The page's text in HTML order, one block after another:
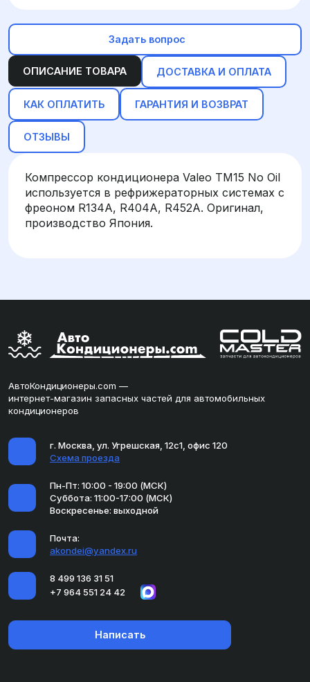
ОПИСАНИЕ ТОВАРА ДОСТАВКА И ОПЛАТА
КАК ОПЛАТИТЬ ГАРАНТИЯ И ВОЗВРАТ
ОТЗЫВЫ
Компрессор кондиционера Valeo TM15 No Oil
используется в рефрижераторных системах с
фреоном R134A, R404A, R452A. Оригинал,
производство Япония.
Задать вопрос
АвтоКондиционеры.com —
интернет-магазин запасных частей для автомобильных
кондиционеров
г. Москва, ул. Угрешская, 12с1, офис 120
Схема проезда
Пн-Пт: 10:00 - 19:00 (МСК)
Суббота: 11:00-17:00 (МСК)
Воскресенье: выходной
Почта:
akondei@yandex.ru
8 499 136 31 51
+7 964 551 24 42
Написать